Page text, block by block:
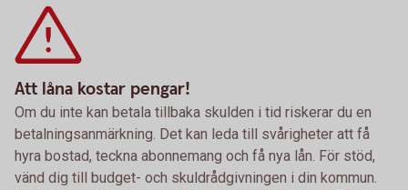
Att låna kostar pengar!
Om du inte kan betala tillbaka skulden i tid riskerar du en
betalningsanmärkning. Det kan leda till svårigheter att få
hyra bostad, teckna abonnemang och få nya lån. För stöd,
vänd dig till budget- och skuldrådgivningen i din kommun.